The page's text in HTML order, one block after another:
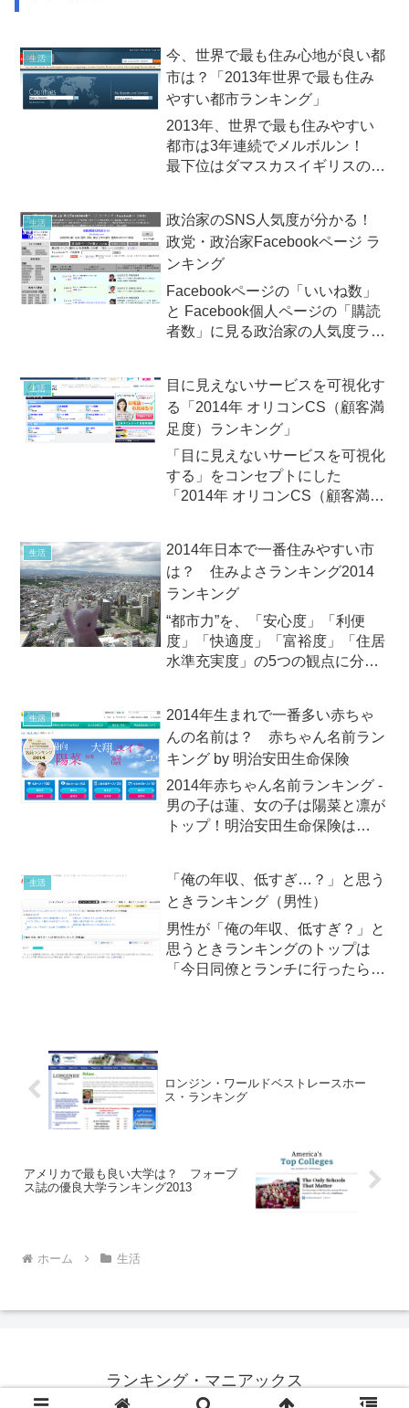
生活
今、世界で最も住み心地が良い都
市は？「2013年世界で最も住み
やすい都市ランキング」
2013年、世界で最も住みやすい
都市は3年連続でメルボルン！
最下位はダマスカスイギリスの経
ェンス・ユニット（EIU）は2013
年8月28日（水）、「2013年世界
で最も住みやすい...
生活
政治家のSNS人気度が分かる！
政党・政治家Facebookページ ラ
ンキング
Facebookページの「いいね数」
と Facebook個人ページの「購読
者数」に見る政治家の人気度ラン
行われる第23回参議院議員選挙
（参院選）。この選挙に合わせる
かのように...
生活
目に見えないサービスを可視化す
る「2014年 オリコンCS（顧客満
足度）ランキング」
「目に見えないサービスを可視化
する」をコンセプトにした
「2014年 オリコンCS（顧客満足
生活
2014年日本で一番住みやすい市
は？ 住みよさランキング2014
ランキング
“都市力”を、「安心度」「利便
度」「快適度」「富裕度」「住居
水準充実度」の5つの観点に分類
みよさランキング2014｣トップ50
を発表しました。この「住みよさ
ランキング」は東洋...
生活
2014年生まれで一番多い赤ちゃ
んの名前は？ 赤ちゃん名前ラン
キング by 明治安田生命保険
2014年赤ちゃん名前ランキング -
男の子は蓮、女の子は陽菜と凛が
トップ！明治安田生命保険は
グを発表しました。今年一番多か
ったの名前は、男の子が「蓮」、
女の子は「陽菜」...
生活
「俺の年収、低すぎ…？」と思う
ときランキング（男性）
男性が「俺の年収、低すぎ？」と
思うときランキングのトップは
「今日同僚とランチに行ったら、
ロンジン・ワールドベストレースホー
ス・ランキング
アメリカで最も良い大学は？ フォーブ
ス誌の優良大学ランキング2013
ホーム 生活
ランキング・マニアックス